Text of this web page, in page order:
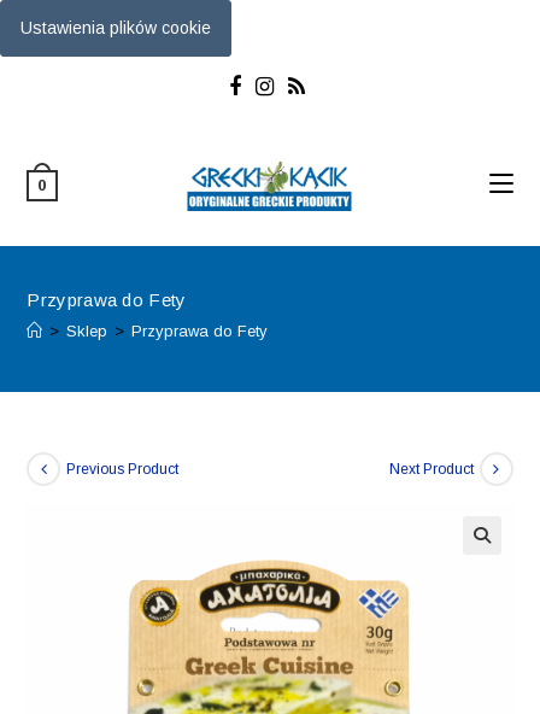
Ustawienia plików cookie
0
Przyprawa do Fety
> Sklep > Przyprawa do Fety
Previous Product Next Product